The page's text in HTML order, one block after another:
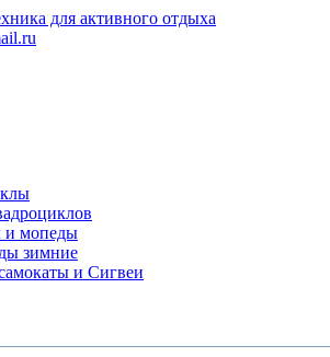
для активного отдыха
и мопеды
зимние
и Сигвеи